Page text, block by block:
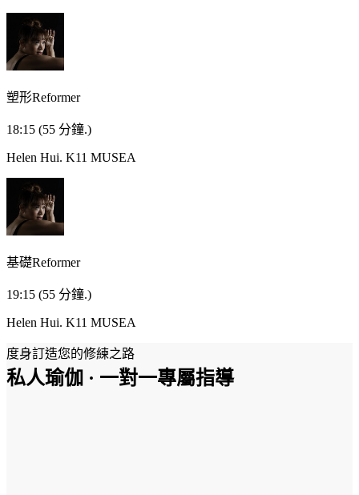
塑形Reformer
18:15 (55 分鐘.)
Helen Hui. K11 MUSEA
基礎Reformer
19:15 (55 分鐘.)
Helen Hui. K11 MUSEA
度身訂造您的修練之路
私人瑜伽 · 一對一專屬指導